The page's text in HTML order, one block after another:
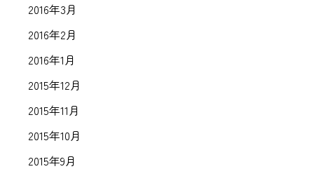
2016年3月
2016年2月
2016年1月
2015年12月
2015年11月
2015年10月
2015年9月